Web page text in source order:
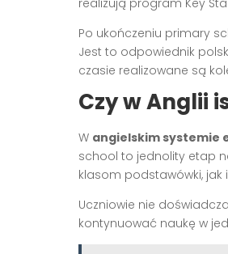
Po ukończeniu primary
Jest to odpowiednik
czasie realizowane są
Czy w Anglii
W angielskim systemie
school to jednolity etap
klasom podstawówki,
Uczniowie nie
kontynuować naukę w